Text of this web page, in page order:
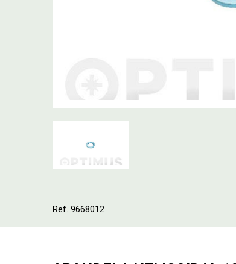
Ref. 9668012